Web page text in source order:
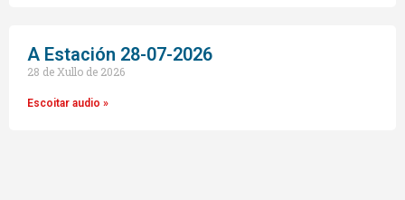
A Estación 28-07-2026
28 de Xullo de 2026
Escoitar audio »